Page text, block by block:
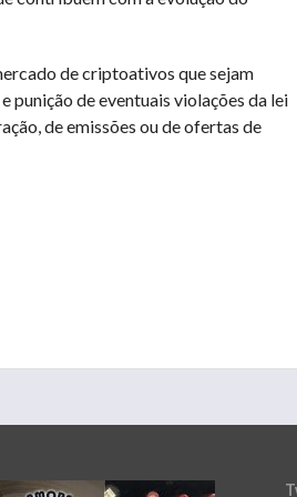
de criptoativos que sejam
punição de eventuais violações da lei
de emissões ou de ofertas de